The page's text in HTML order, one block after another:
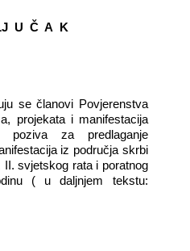
U Č A K
se članovi Povjerenstva
projekata i manifestacija
poziva za predlaganje
iz područja skrbi
svjetskog rata i poratnog
( u daljnjem tekstu: